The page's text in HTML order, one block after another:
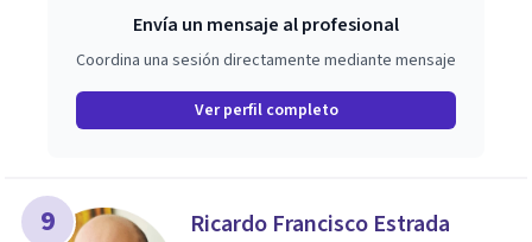
Envía un mensaje al profesional
Coordina una sesión directamente mediante mensaje
Ver perfil completo
9
Ricardo Francisco Estrada